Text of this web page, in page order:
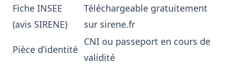
Fiche INSEE
(avis SIRENE)
Téléchargeable gratuitement
sur sirene.fr
Pièce d’identité
CNI ou passeport en cours de
validité